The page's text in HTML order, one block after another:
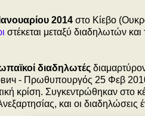
2014 στο Κίεβο
στέκεται μεταξύ διαδηλωτών
διαδηλωτές
- Πρωθυπουργός 25 Φεβ
κρίση. Συγκεντρώθηκαν στο
και οι διαδηλώσεις